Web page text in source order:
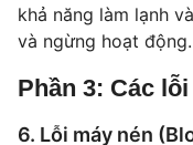
khả năng làm lạnh
và ngừng hoạt động.
Phần 3: Các
6. Lỗi máy nén